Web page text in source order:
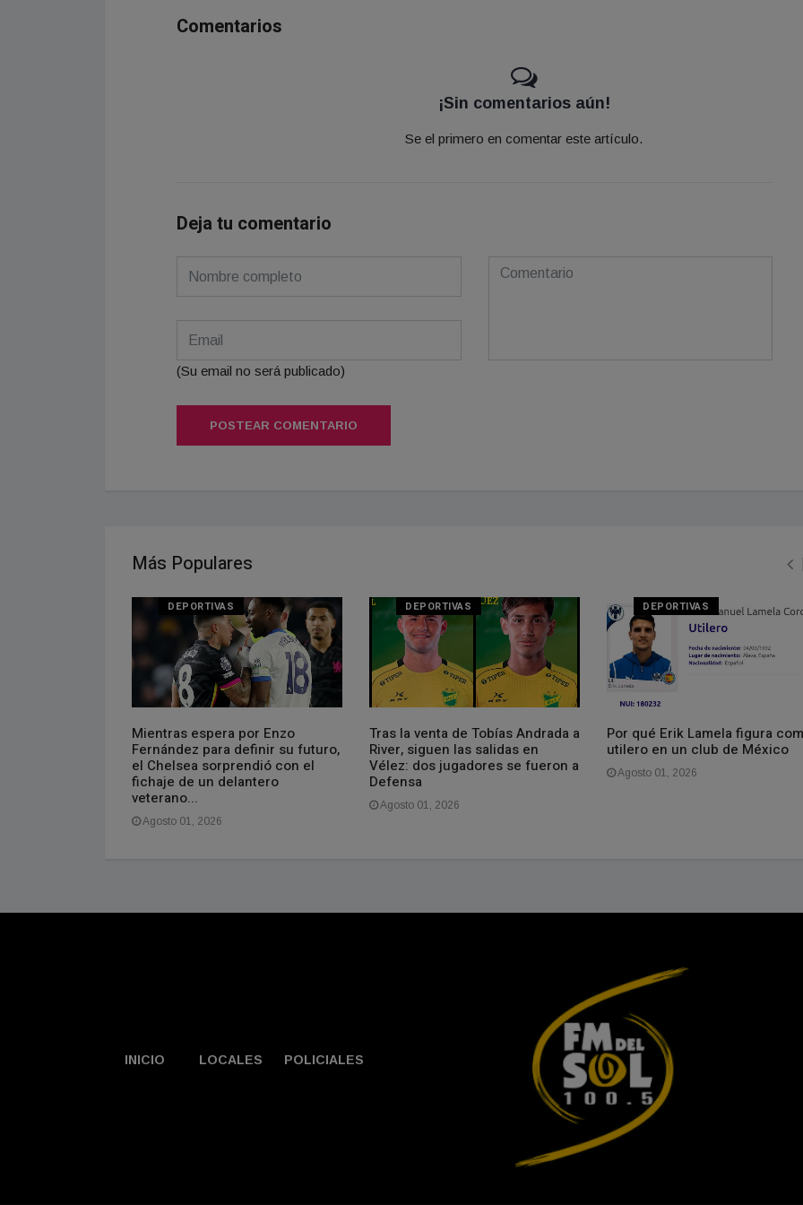
Comentarios
¡Sin comentarios aún!
Se el primero en comentar este artículo.
Deja tu comentario
(Su email no será publicado)
POSTEAR COMENTARIO
Más Populares
DEPORTIVAS
Mientras espera por Enzo
Fernández para definir su futuro,
el Chelsea sorprendió con el
fichaje de un delantero
veterano...
Agosto 01, 2026
DEPORTIVAS
Tras la venta de Tobías Andrada a
River, siguen las salidas en
Vélez: dos jugadores se fueron a
Defensa
Agosto 01, 2026
DEPORTIVAS
Por qué Erik Lamela figura
utilero en un club de México
Agosto 01, 2026
INICIO LOCALES POLICIALES